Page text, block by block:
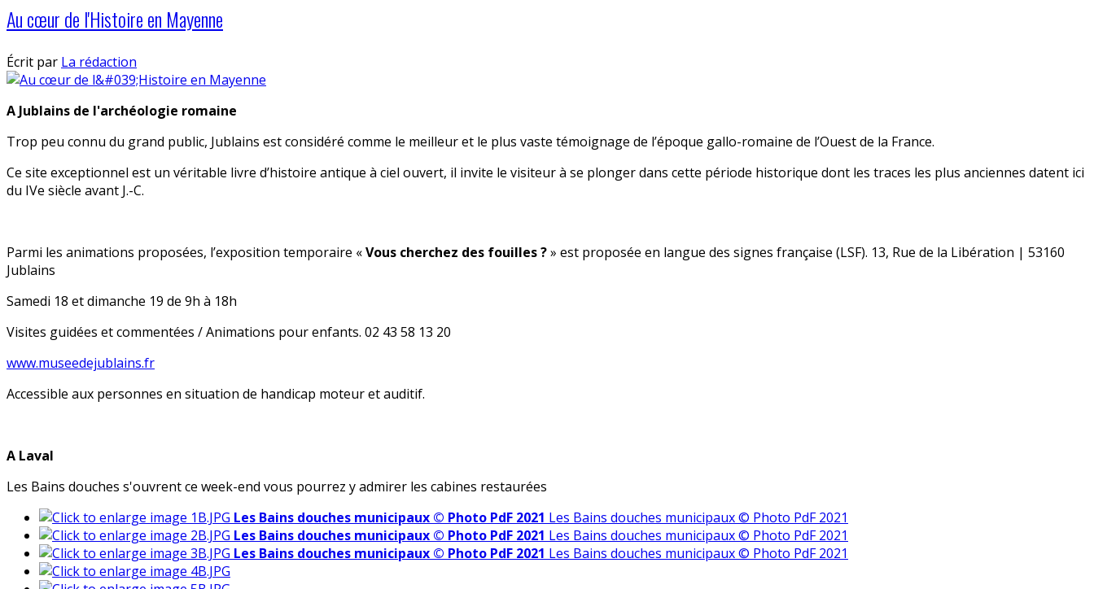
Au cœur de l'Histoire en Mayenne
Écrit par La rédaction
A Jublains de l'archéologie romaine
Trop peu connu du grand public, Jublains est considéré comme le meilleur et le plus vaste témoignage de l’époque gallo-romaine de l’Ouest de la France.
Ce site exceptionnel est un véritable livre d’histoire antique à ciel ouvert, il invite le visiteur à se plonger dans cette période historique dont les traces les plus anciennes datent ici
du IVe siècle avant J.-C.
Parmi les animations proposées, l’exposition temporaire «Vous cherchez des fouilles ?» est proposée en langue des signes française (LSF). 13, Rue de la Libération | 53160
Jublains
Samedi 18 et dimanche 19 de 9h à 18h
Visites guidées et commentées / Animations pour enfants. 02 43 58 13 20
www.museedejublains.fr
Accessible aux personnes en situation de handicap moteur et auditif.
A Laval
Les Bains douches s'ouvrent ce week-end vous pourrez y admirer les cabines restaurées
Les Bains douches municipaux © Photo PdF 2021 Les Bains douches municipaux © Photo PdF 2021
Les Bains douches municipaux © Photo PdF 2021 Les Bains douches municipaux © Photo PdF 2021
Les Bains douches municipaux © Photo PdF 2021 Les Bains douches municipaux © Photo PdF 2021